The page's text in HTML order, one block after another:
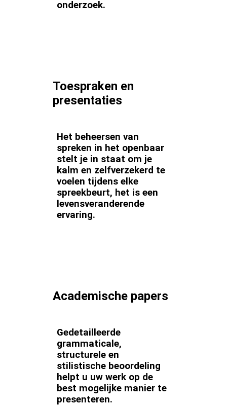
onderzoek.
Toespraken en
presentaties
Het beheersen van
spreken in het openbaar
stelt je in staat om je
kalm en zelfverzekerd te
voelen tijdens elke
spreekbeurt, het is een
levensveranderende
ervaring.
Academische papers
Gedetailleerde
grammaticale,
structurele en
stilistische beoordeling
helpt u uw werk op de
best mogelijke manier te
presenteren.